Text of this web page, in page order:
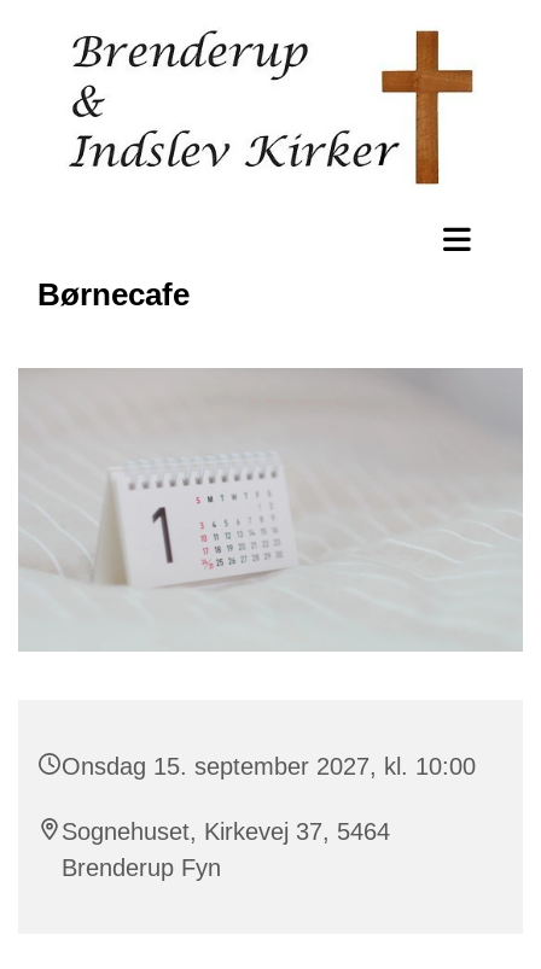
Børnecafe
Onsdag 15. september 2027, kl. 10:00
Sognehuset, Kirkevej 37, 5464
Brenderup Fyn